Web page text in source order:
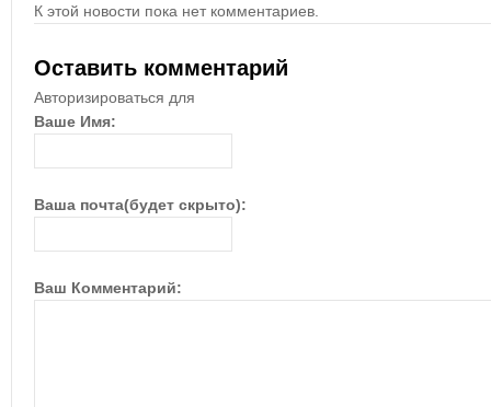
К этой новости пока нет комментариев.
Оставить комментарий
Авторизироваться для
Ваше Имя:
Ваша почта(будет скрыто):
Ваш Комментарий: